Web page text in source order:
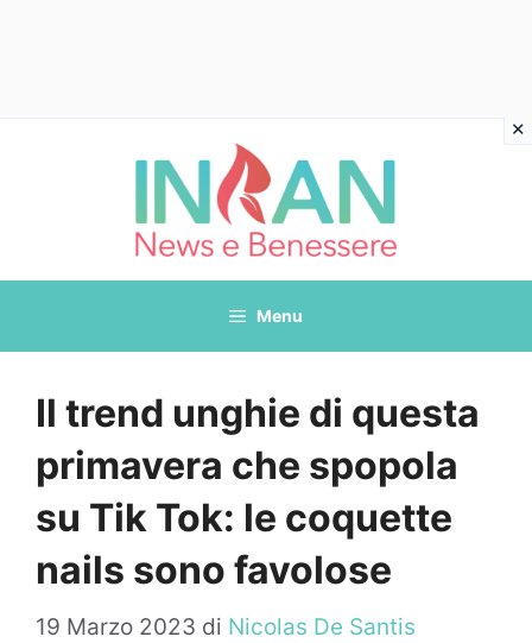
Menu
Il trend unghie di questa
primavera che spopola
su Tik Tok: le coquette
nails sono favolose
19 Marzo 2023 di Nicolas De Santis